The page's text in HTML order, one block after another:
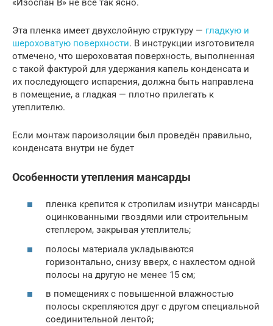
«Изоспан В» не все так ясно.
Эта пленка имеет двухслойную структуру — гладкую и
шероховатую поверхности. В инструкции изготовителя
отмечено, что шероховатая поверхность, выполненная
с такой фактурой для удержания капель конденсата и
их последующего испарения, должна быть направлена
в помещение, а гладкая — плотно прилегать к
утеплителю.
Если монтаж пароизоляции был проведён правильно,
конденсата внутри не будет
Особенности утепления мансарды
пленка крепится к стропилам изнутри мансарды
оцинкованными гвоздями или строительным
степлером, закрывая утеплитель;
полосы материала укладываются
горизонтально, снизу вверх, с нахлестом одной
полосы на другую не менее 15 см;
в помещениях с повышенной влажностью
полосы скрепляются друг с другом специальной
соединительной лентой;